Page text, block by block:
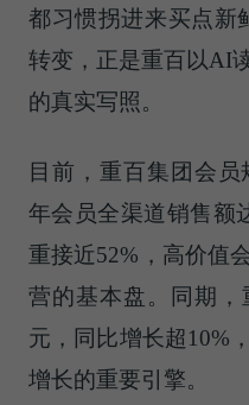
都习惯拐进来买点新
转变，正是重百以AI
的真实写照。
目前，重百集团会员
年会员全渠道销售额
重接近52%，高价值
营的基本盘。同期
元，同比增长超10%
增长的重要引擎。